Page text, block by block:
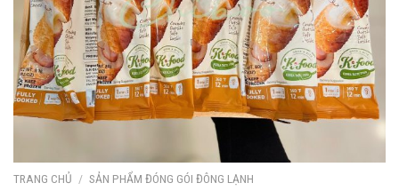
TRANG CHỦ / SẢN PHẨM ĐÓNG GÓI ĐÔNG LẠNH